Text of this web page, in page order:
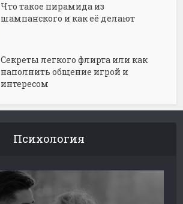
Что такое пирамида из
шампанского и как её делают
Секреты легкого флирта или как
наполнить общение игрой и
интересом
Психология